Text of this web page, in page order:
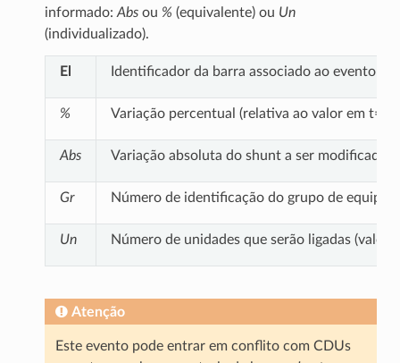
informado: Absou % (equivalente) ou Un
(individualizado).
El Identificador da barra associado ao evento
% Variação percentual (relativa ao valor em
Abs Variação absoluta do shunt a ser modificado
Gr Número de identificação do grupo de
Un Número de unidades que serão ligadas
Atenção
Este evento pode entrar em conflito com CDUs